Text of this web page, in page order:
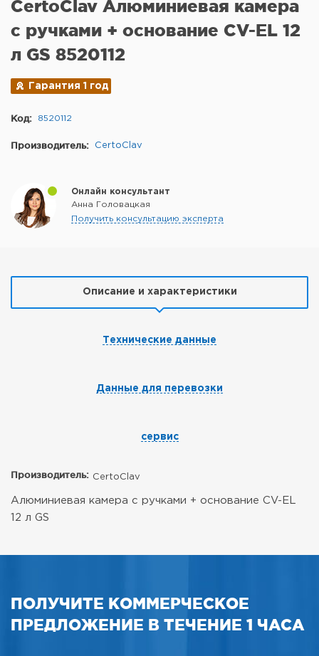
CertoClav Алюминиевая камера
с ручками + основание CV-EL 12
л GS 8520112
Гарантия 1 год
Код: 8520112
Производитель: CertoClav
Онлайн консультант
Анна Головацкая
Получить консультацию эксперта
Описание и характеристики
Технические данные
Данные для перевозки
сервис
Производитель: CertoClav
Алюминиевая камера с ручками + основание CV-EL
12 л GS
ПОЛУЧИТЕ КОММЕРЧЕСКОЕ
ПРЕДЛОЖЕНИЕ В ТЕЧЕНИЕ 1 ЧАСА